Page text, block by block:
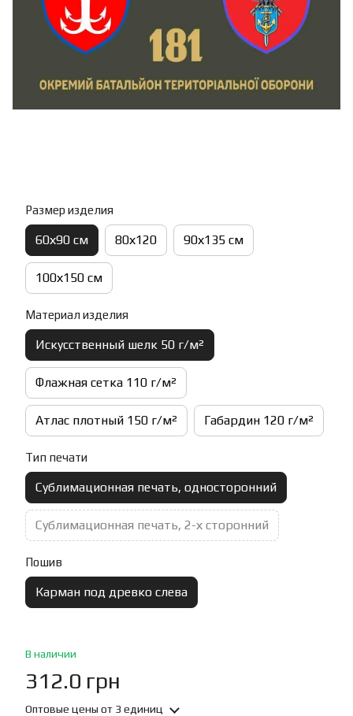
Размер изделия
60х90 см 80х120 90х135 см
100х150 см
Материал изделия
Искусственный шелк 50 г/м²
Флажная сетка 110 г/м²
Атлас плотный 150 г/м² Габардин 120 г/м²
Тип печати
Сублимационная печать, односторонний
Сублимационная печать, 2-х сторонний
Пошив
Карман под древко слева
В наличии
312.0 грн
Оптовые цены от 3 единиц